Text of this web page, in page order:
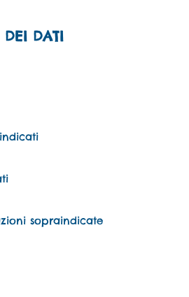
DEI DATI
sopraindicate